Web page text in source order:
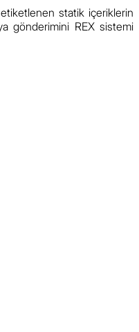
statik içeriklerin
gönderimini REX sistemi